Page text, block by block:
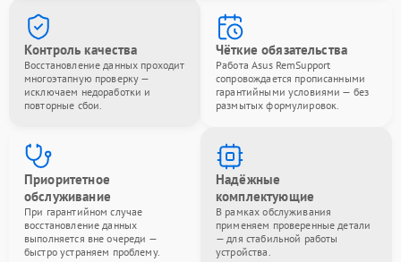
Контроль качества
Восстановление данных проходит
многоэтапную проверку —
исключаем недоработки и
повторные сбои.
Чёткие обязательства
Работа Asus RemSupport
сопровождается прописанными
гарантийными условиями — без
размытых формулировок.
Приоритетное
обслуживание
При гарантийном случае
восстановление данных
выполняется вне очереди —
быстро устраняем проблему.
Надёжные
комплектующие
В рамках обслуживания
применяем проверенные детали
— для стабильной работы
устройства.